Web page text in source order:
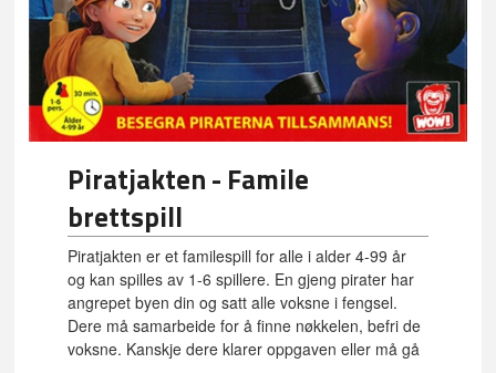
Piratjakten - Famile
brettspill
Piratjakten er et familespill for alle i alder 4-99 år
og kan spilles av 1-6 spillere. En gjeng pirater har
angrepet byen din og satt alle voksne i fengsel.
Dere må samarbeide for å finne nøkkelen, befri de
voksne. Kanskje dere klarer oppgaven eller må gå